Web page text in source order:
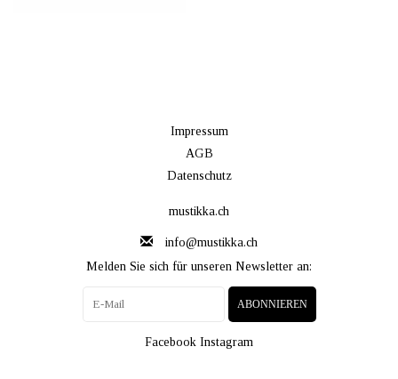
Impressum
AGB
Datenschutz
mustikka.ch
info@mustikka.ch
Melden Sie sich für unseren Newsletter an:
ABONNIEREN
Facebook Instagram